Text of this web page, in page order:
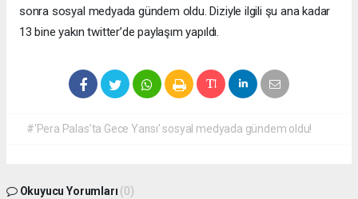
sonra sosyal medyada gündem oldu. Diziyle ilgili şu ana kadar
13 bine yakın twitter’de paylaşım yapıldı.
#‘Pera Palas’ta Gece Yarısı’ sosyal medyada gündem oldu!
Okuyucu Yorumları (0)